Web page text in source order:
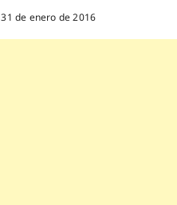
31 de enero de 2016